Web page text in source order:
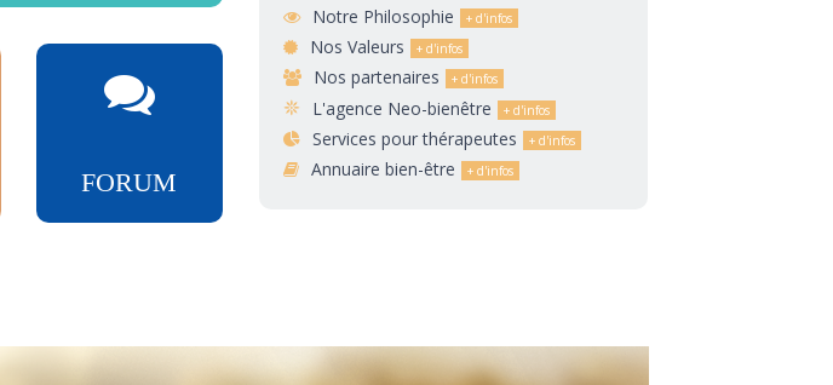
FORUM
Notre Philosophie
Nos Valeurs
Nos partenaires
L'agence Neo-bienêtre
Services pour thérapeutes
Annuaire bien-être